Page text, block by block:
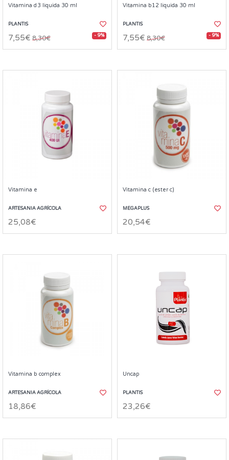
Vitamina d3 liquida 30 ml
PLANTIS
7,55€ 8,30€ - 9%
Vitamina b12 liquida 30 ml
PLANTIS
7,55€ 8,30€ - 9%
Vitamina e
ARTESANIA AGRÍCOLA
25,08€
Vitamina c (ester c)
MEGAPLUS
20,54€
Vitamina b complex
ARTESANIA AGRÍCOLA
18,86€
Uncap
PLANTIS
23,26€